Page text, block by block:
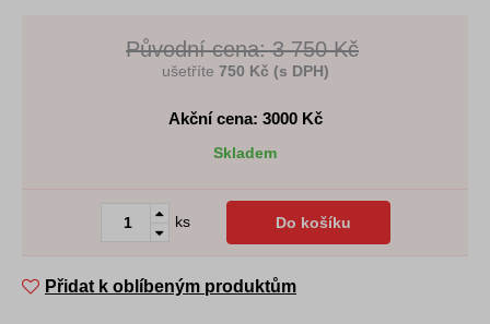
Původní cena: 3 750 Kč
ušetříte 750 Kč (s DPH)
Akční cena: 3000Kč
Skladem
ks Do košíku
Přidat k oblíbeným produktům